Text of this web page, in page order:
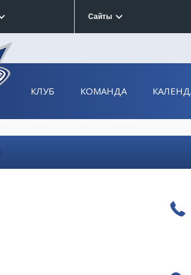
Сайты
КЛУБ КОМАНДА
a